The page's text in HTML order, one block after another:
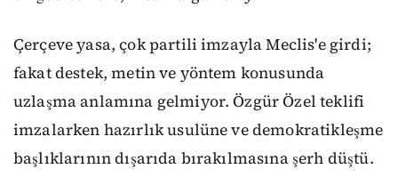
Çerçeve yasa, çok partili imzayla Meclis'e girdi;
fakat destek, metin ve yöntem konusunda
uzlaşma anlamına gelmiyor. Özgür Özel teklifi
imzalarken hazırlık usulüne ve demokratikleşme
başlıklarının dışarıda bırakılmasına şerh düştü.